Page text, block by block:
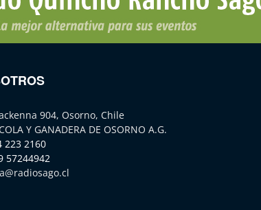
904, Osorno, Chile
Y GANADERA DE OSORNO A.G.
223 2160
57244942